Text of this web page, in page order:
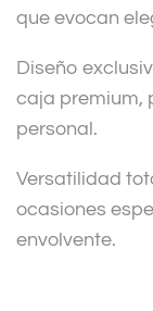
que evocan
Diseño
caja premium,
personal.
Versatilidad
ocasiones
envolvente.